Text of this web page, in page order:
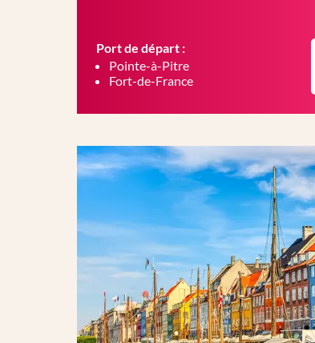
Port de départ :
Pointe-à-Pitre
Fort-de-France